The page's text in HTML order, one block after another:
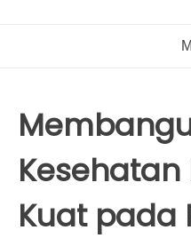
Kuat pada